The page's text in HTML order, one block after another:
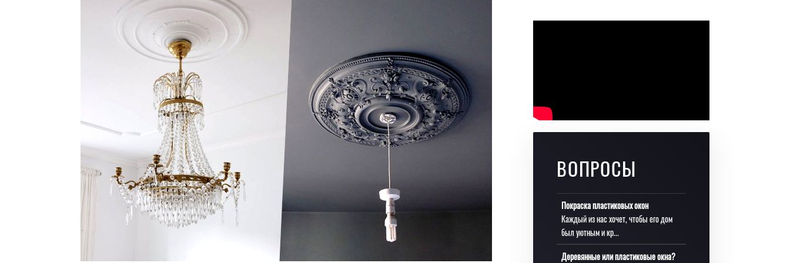
ВОПРОСЫ
Покраска пластиковых окон
Каждый из нас хочет, чтобы его дом
был уютным и кр...
Деревянные или пластиковые окна?